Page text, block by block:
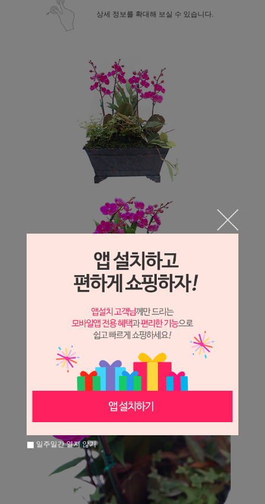
상세 정보를 확대해 보실 수 있습니다.
일주일간 열지 않기